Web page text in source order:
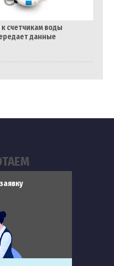
счетчикам воды
данные